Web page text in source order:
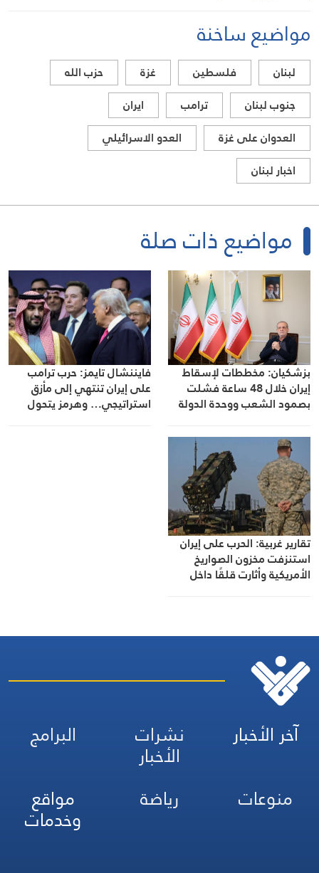
مواضيع ساخنة
لبنان فلسطين غزة
حزب الله
جنوب لبنان
ترامب
ايران
العدوان على غزة
العدو الاسرائيلي
اخبار لبنان
مواضيع ذات صلة
بزشكيان: مخططات لإسقاط
إيران خلال 48 ساعة فشلت
بصمود الشعب ووحدة الدولة
فايننشال تايمز: حرب ترامب
على إيران تنتهي إلى مأزق
استراتيجي… وهرمز يتحول
تقارير غربية: الحرب على إيران
استنزفت مخزون الصواريخ
الأمريكية وأثارت قلقًا داخل
آخر الأخبار نشرات
الأخبار
البرامج
منوعات
رياضة مواقع
وخدمات